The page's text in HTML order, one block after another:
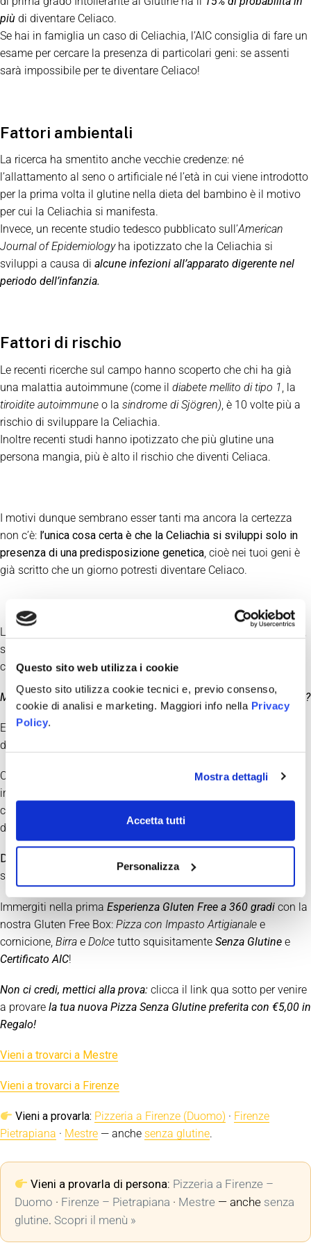
Questo sito web utilizza i cookie
Questo sito utilizza cookie tecnici e, previo consenso,
cookie di analisi e marketing. Maggiori info nella Privacy
Policy.
Mostra dettagli
Accetta tutti
Personalizza
più di diventare Celiaco.
Se hai in famiglia un caso di Celiachia, l’AIC consiglia di fare un
esame per cercare la presenza di particolari geni: se assenti
sarà impossibile per te diventare Celiaco!
Fattori ambientali
La ricerca ha smentito anche vecchie credenze: né
l’allattamento al seno o artificiale né l’età in cui viene introdotto
per la prima volta il glutine nella dieta del bambino è il motivo
per cui la Celiachia si manifesta.
Invece, un recente studio tedesco pubblicato sull’American
Journal of Epidemiology ha ipotizzato che la Celiachia si
sviluppi a causa di alcune infezioni all’apparato digerente nel
periodo dell’infanzia.
Fattori di rischio
Le recenti ricerche sul campo hanno scoperto che chi ha già
una malattia autoimmune (come il diabete mellito di tipo 1, la
tiroidite autoimmune o la sindrome di Sjögren), è 10 volte più a
rischio di sviluppare la Celiachia.
Inoltre recenti studi hanno ipotizzato che più glutine una
persona mangia, più è alto il rischio che diventi Celiaca.
I motivi dunque sembrano esser tanti ma ancora la certezza
non c’è: l’unica cosa certa è che la Celiachia si sviluppi solo in
presenza di una predisposizione genetica, cioè nei tuoi geni è
già scritto che un giorno potresti diventare Celiaco.
La diagnosi di Celiachia a volte può arrivare come un macigno,
senti che dovrai per sempre rinunciare a tante cose che
contengono il Glutine e ciò può demoralizzarti…
Ma se ti dicessi che non devi assolutamente rinunciare a niente?
Esistono tante alternative Gluten Free alle cose di tutti i giorni:
dalla pasta al pane e anche la Pizza!
Certo molto spesso lo standard non è molto alto, si usano
impasti surgelati o comunque la qualità è molto bassa e
comunque questo potrebbe farti sentire, ancora una volta
diverso…
Da Mister Pizza però la tua Celiachia è al centro
stessa esperienza in Pizzeria di sempre è il nostro obiettivo!
Immergiti nella prima Esperienza Gluten Free a 360 gradi con la
nostra Gluten Free Box: Pizza con Impasto Artigianale e
cornicione, Birra e Dolce tutto squisitamente Senza Glutine e
Certificato AIC!
Non ci credi, mettici alla prova: clicca il link qua sotto per venire
a provare la tua nuova Pizza Senza Glutine preferita con €5,00 in
Regalo!
Vieni a trovarci a Mestre
Vieni a trovarci a Firenze
Vieni a provarla: Pizzeria a Firenze (Duomo) · Firenze
Pietrapiana · Mestre — anche senza glutine.
Vieni a provarla di persona: Pizzeria a Firenze –
Duomo · Firenze – Pietrapiana · Mestre — anche senza
glutine. Scopri il menù »